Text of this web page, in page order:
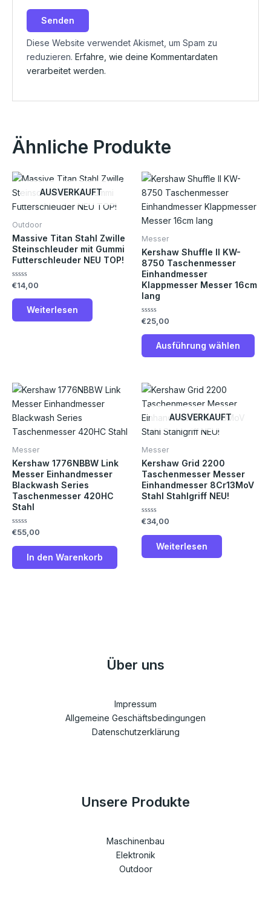
Diese Website verwendet Akismet, um Spam zu
reduzieren.Erfahre, wie deine Kommentardaten
verarbeitet werden.
Ähnliche Produkte
AUSVERKAUFT
Outdoor
Massive Titan Stahl Zwille
Steinschleuder mit Gummi
Futterschleuder NEU TOP!
Bewertet
0
€14,00
Weiterlesen
Messer
Kershaw Shuffle II KW-
8750 Taschenmesser
Einhandmesser
Klappmesser Messer 16cm
lang
Bewertet
0
€25,00
Ausführung wählen
Messer
Kershaw 1776NBBW Link
Messer Einhandmesser
Blackwash Series
Taschenmesser 420HC
Stahl
Bewertet
0
€55,00
In den Warenkorb
AUSVERKAUFT
Messer
Kershaw Grid 2200
Taschenmesser Messer
Einhandmesser 8Cr13MoV
Stahl Stahlgriff NEU!
Bewertet
0
€34,00
Weiterlesen
Über uns
Impressum
Allgemeine Geschäftsbedingungen
Datenschutzerklärung
Unsere Produkte
Maschinenbau
Elektronik
Outdoor